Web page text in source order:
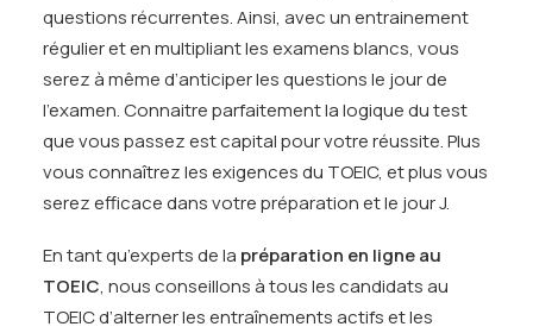
questions récurrentes. Ainsi, avec un entrainement
régulier et en multipliant les examens blancs, vous
serez à même d’anticiper les questions le jour de
l’examen. Connaitre parfaitement la logique du test
que vous passez est capital pour votre réussite. Plus
vous connaîtrez les exigences du TOEIC, et plus vous
serez efficace dans votre préparation et le jour J.
En tant qu’experts de la préparation en ligne au
TOEIC, nous conseillons à tous les candidats au
TOEIC d’alterner les entraînements actifs et les